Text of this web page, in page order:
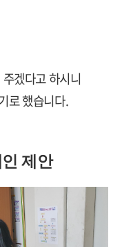
겠다고 하시니
로 했습니다.
제안